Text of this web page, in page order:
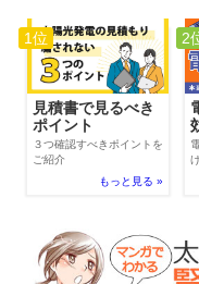
1位
見積書で見るべき
ポイント
３つ確認すべきポイントを
ご紹介
もっと見る »
2